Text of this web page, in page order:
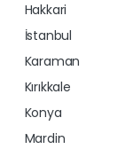
Hakkari
İstanbul
Karaman
Kırıkkale
Konya
Mardin